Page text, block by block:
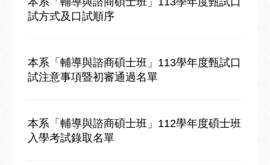
試方式及口試順序
本系「輔導與諮商碩士班」113學年度甄試口
試注意事項暨初審通過名單
本系「輔導與諮商碩士班」112學年度碩士班
入學考試錄取名單